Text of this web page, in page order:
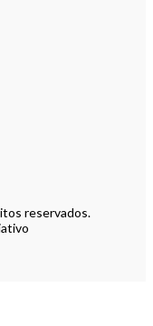
reservados.